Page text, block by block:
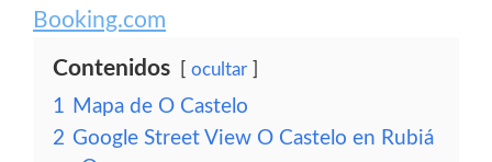
Booking.com
Contenidos ocultar
1 Mapa de O Castelo
2 Google Street View O Castelo en Rubiá